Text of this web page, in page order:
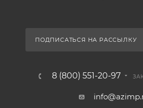
ПОДПИСАТЬСЯ НА РАССЫЛКУ
8 (800) 551-20-97